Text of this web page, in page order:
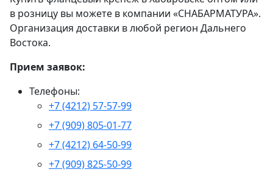
в розницу вы можете в компании «СНАБАРМАТУРА».
Организация доставки в любой регион Дальнего
Востока.
Прием заявок:
Телефоны:
+7 (4212) 57-57-99
+7 (909) 805-01-77
+7 (4212) 64-50-99
+7 (909) 825-50-99